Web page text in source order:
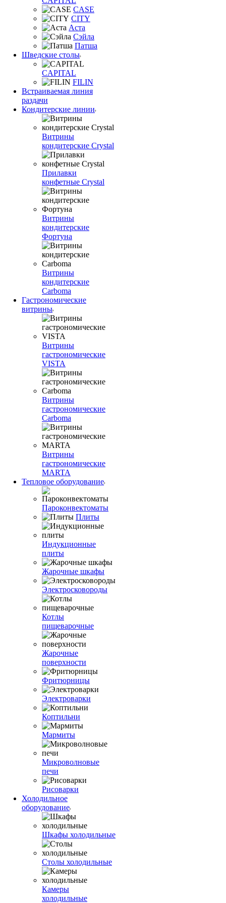
CASE
CITY
Аста
Сэйла
Патша
Шведские столы
CAPITAL
FILIN
Встраиваемая линия
раздачи
Кондитерские линии
Витрины
кондитерские Crystal
Прилавки
конфетные Crystal
Витрины
кондитерские
Фортуна
Витрины
кондитерские
Carboma
Гастрономические
витрины
Витрины
гастрономические
VISTA
Витрины
гастрономические
Carboma
Витрины
гастрономические
MARTA
Тепловое оборудование
Пароконвектоматы
Плиты
Индукционные
плиты
Жарочные шкафы
Электросковороды
Котлы
пищеварочные
Жарочные
поверхности
Фритюрницы
Электроварки
Коптильни
Мармиты
Микроволновые
печи
Рисоварки
Холодильное
оборудование
Шкафы холодильные
Столы холодильные
Камеры
холодильные